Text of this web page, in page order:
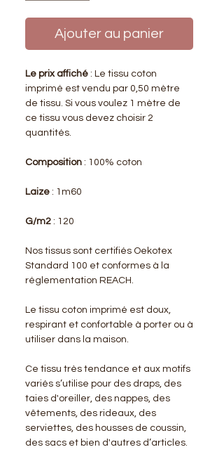
Ajouter au panier
Le prix affiché : Le tissu coton
imprimé est vendu par 0,50 mètre
de tissu. Si vous voulez 1 mètre de
ce tissu vous devez choisir 2
quantités.
Composition : 100% coton
Laize : 1m60
G/m2 : 120
Nos tissus sont certifiés Oekotex
Standard 100 et conformes à la
réglementation REACH.
Le tissu coton imprimé est doux,
respirant et confortable à porter ou à
utiliser dans la maison.
Ce tissu très tendance et aux motifs
variés s’utilise pour des draps, des
taies d'oreiller, des nappes, des
vêtements, des rideaux, des
serviettes, des housses de coussin,
des sacs et bien d'autres d’articles.